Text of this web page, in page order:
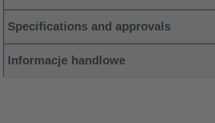
Specifications and approvals
Informacje handlowe